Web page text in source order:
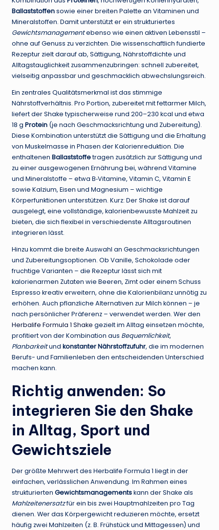
Ballaststoffensowie einer breiten Palette an Vitaminen und
Mineralstoffen. Damit unterstützt er ein strukturiertes
Gewichtsmanagementebenso wie einen aktiven Lebensstil –
ohne auf Genuss zu verzichten. Die wissenschaftlich fundierte
Rezeptur zielt darauf ab, Sättigung, Nährstoffdichte und
Alltagstauglichkeit zusammenzubringen: schnell zubereitet,
vielseitig anpassbar und geschmacklich abwechslungsreich.
Ein zentrales Qualitätsmerkmal ist das stimmige
Nährstoffverhältnis. Pro Portion, zubereitet mit fettarmer Milch,
liefert der Shake typischerweise rund 200–230 kcal und etwa
18 g Protein (je nach Geschmacksrichtung und Zubereitung).
Diese Kombination unterstützt die Sättigung und die Erhaltung
von Muskelmasse in Phasen der Kalorienreduktion. Die
enthaltenen Ballaststoffetragen zusätzlich zur Sättigung und
zu einer ausgewogenen Ernährung bei, während Vitamine
und Mineralstoffe – etwa B‑Vitamine, Vitamin C, Vitamin E
sowie Kalzium, Eisen und Magnesium – wichtige
Körperfunktionen unterstützen. Kurz: Der Shake ist darauf
ausgelegt, eine vollständige, kalorienbewusste Mahlzeit zu
bieten, die sich flexibel in verschiedenste Alltagsroutinen
integrieren lässt.
Hinzu kommt die breite Auswahl an Geschmacksrichtungen
und Zubereitungsoptionen. Ob Vanille, Schokolade oder
fruchtige Varianten – die Rezeptur lässt sich mit
kalorienarmen Zutaten wie Beeren, Zimt oder einem Schuss
Espresso kreativ erweitern, ohne die Kalorienbilanz unnötig zu
erhöhen. Auch pflanzliche Alternativen zur Milch können – je
nach persönlicher Präferenz – verwendet werden. Wer den
Herbalife Formula 1 Shake gezielt im Alltag einsetzen möchte,
profitiert von der Kombination aus Bequemlichkeit,
Planbarkeitund konstanter Nährstoffzufuhr, die im modernen
Berufs- und Familienleben den entscheidenden Unterschied
machen kann.
Richtig anwenden: So
integrieren Sie den Shake
in Alltag, Sport und
Gewichtsziele
Der größte Mehrwert des Herbalife Formula 1 liegt in der
einfachen, verlässlichen Anwendung. Im Rahmen eines
strukturierten Gewichtsmanagementskann der Shake als
Mahlzeitenersatzfür ein bis zwei Hauptmahlzeiten pro Tag
dienen. Wer das Körpergewicht reduzieren möchte, ersetzt
häufig zwei Mahlzeiten (z. B. Frühstück und Mittagessen) und